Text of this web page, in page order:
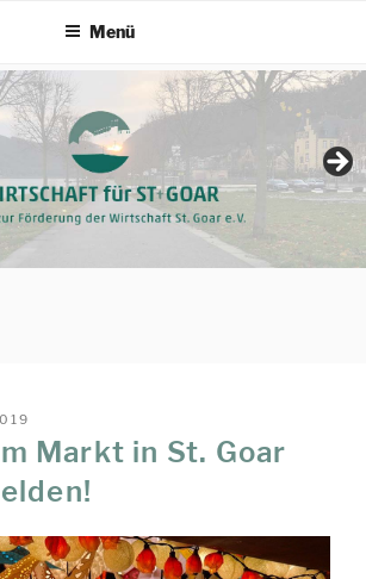
Menü
Markt in St. Goar